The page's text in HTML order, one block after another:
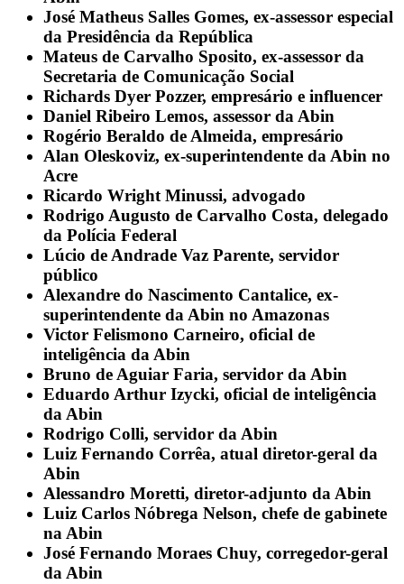
José Matheus Salles Gomes, ex-assessor especial
da Presidência da República
Mateus de Carvalho Sposito, ex-assessor da
Secretaria de Comunicação Social
Richards Dyer Pozzer, empresário e influencer
Daniel Ribeiro Lemos, assessor da Abin
Rogério Beraldo de Almeida, empresário
Alan Oleskoviz, ex-superintendente da Abin no
Acre
Ricardo Wright Minussi, advogado
Rodrigo Augusto de Carvalho Costa, delegado
da Polícia Federal
Lúcio de Andrade Vaz Parente, servidor
público
Alexandre do Nascimento Cantalice, ex-
superintendente da Abin no Amazonas
Victor Felismono Carneiro, oficial de
inteligência da Abin
Bruno de Aguiar Faria, servidor da Abin
Eduardo Arthur Izycki, oficial de inteligência
da Abin
Rodrigo Colli, servidor da Abin
Luiz Fernando Corrêa, atual diretor-geral da
Abin
Alessandro Moretti, diretor-adjunto da Abin
Luiz Carlos Nóbrega Nelson, chefe de gabinete
na Abin
José Fernando Moraes Chuy, corregedor-geral
da Abin